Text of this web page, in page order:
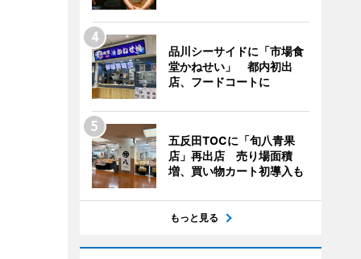
品川シーサイドに「市場食
堂かねせい」 都内初出
店、フードコートに
五反田TOCに「旬八青果
店」再出店 売り場面積
増、買い物カート初導入も
もっと見る